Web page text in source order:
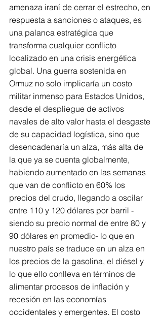
amenaza iraní de cerrar el estrecho, en
respuesta a sanciones o ataques, es
una palanca estratégica que
transforma cualquier conflicto
localizado en una crisis energética
global. Una guerra sostenida en
Ormuz no solo implicaría un costo
militar inmenso para Estados Unidos,
desde el despliegue de activos
navales de alto valor hasta el desgaste
de su capacidad logística, sino que
desencadenaría un alza, más alta de
la que ya se cuenta globalmente,
habiendo aumentado en las semanas
que van de conflicto en 60% los
precios del crudo, llegando a oscilar
entre 110 y 120 dólares por barril -
siendo su precio normal de entre 80 y
90 dólares en promedio- lo que en
nuestro país se traduce en un alza en
los precios de la gasolina, el diésel y
lo que ello conlleva en términos de
alimentar procesos de inflación y
recesión en las economías
occidentales y emergentes. El costo